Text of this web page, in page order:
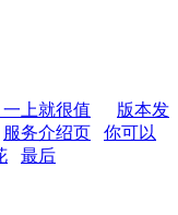
上就很值
版本发
服务介绍页
你可以
最后